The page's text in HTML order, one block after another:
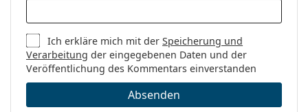
Ich erkläre mich mit derSpeicherung und
Verarbeitung der eingegebenen Daten und der
Veröffentlichung des Kommentars einverstanden
Absenden